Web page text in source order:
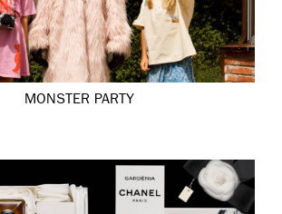
MONSTER PARTY